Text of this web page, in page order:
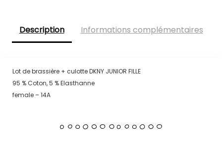
Description Informations complémentaires
Lot de brassière + culotte DKNY JUNIOR FILLE
95 % Coton, 5 % Elasthanne
female – 14A